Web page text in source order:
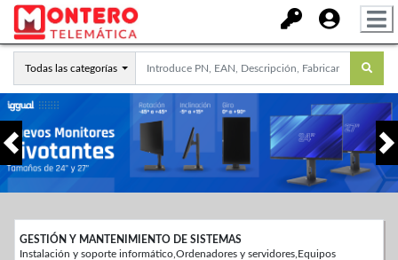
Todas las categorías
Anterior
GESTIÓN Y MANTENIMIENTO DE SISTEMAS
Instalación y soporte informático,Ordenadores y servidores,Equipos